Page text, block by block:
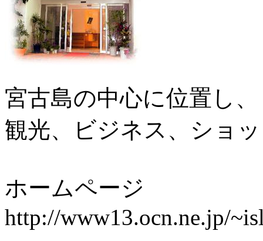
宮古島の中心に位置し、
観光、ビジネス、ショ
ホームページ
http://www13.ocn.ne.jp/